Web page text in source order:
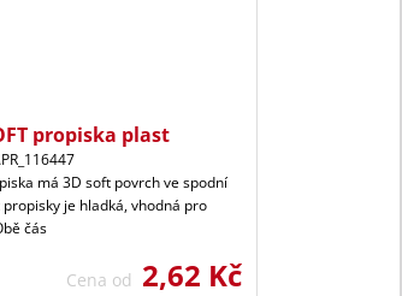
propiska plast
má 3D soft povrch ve spodní
je hladká, vhodná pro
čás
Cena od 2,62 Kč